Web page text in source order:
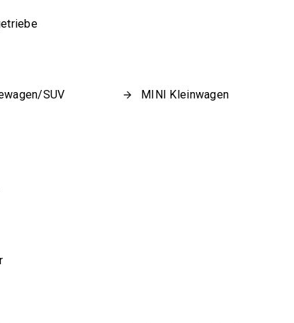
SUV MINI Kleinwagen